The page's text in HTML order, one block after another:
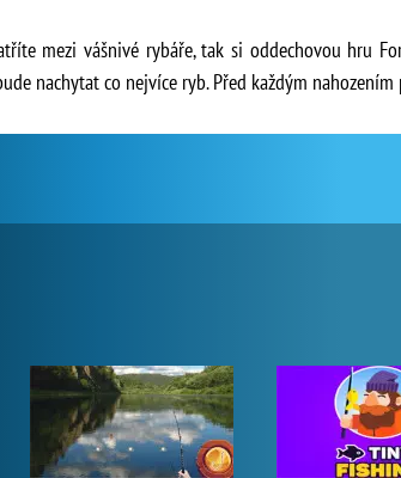
mezi vášnivé rybáře, tak si oddechovou hru
nachytat co nejvíce ryb. Před každým